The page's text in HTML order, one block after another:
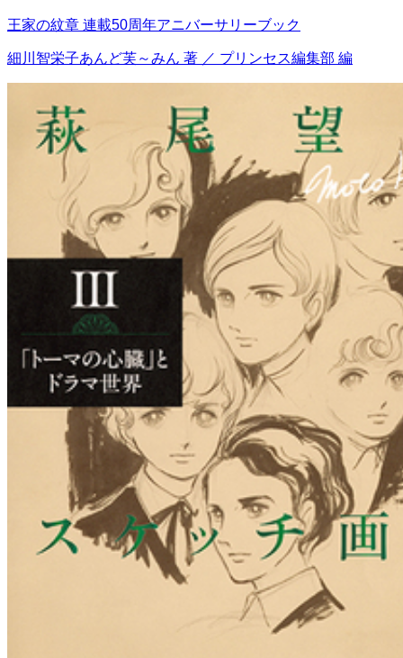
王家の紋章 連載50周年アニバーサリーブック
細川智栄子あんど芙～みん 著 ／ プリンセス編集部 編